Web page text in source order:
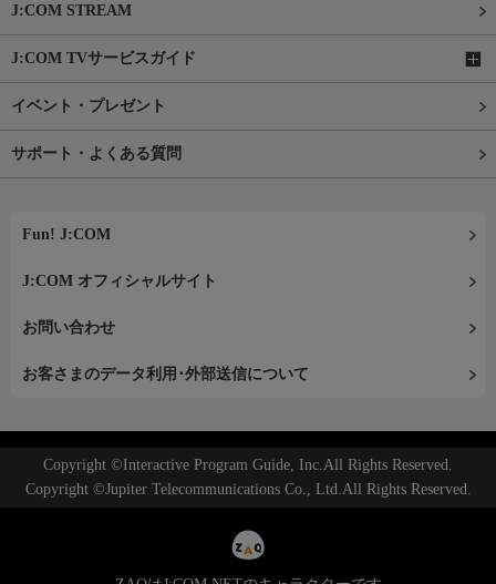
J:COM STREAM
J:COM TVサービスガイド
イベント・プレゼント
サポート・よくある質問
Fun! J:COM
J:COM オフィシャルサイト
お問い合わせ
お客さまのデータ利用･外部送信について
Copyright ©Interactive Program Guide, Inc.All Rights Reserved.
Copyright ©Jupiter Telecommunications Co., Ltd.All Rights Reserved.